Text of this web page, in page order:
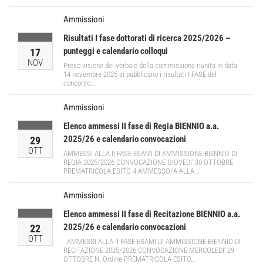
17
NOV
Ammissioni
Risultati I fase dottorati di ricerca 2025/2026 –
punteggi e calendario colloqui
Preso visione del verbale della commissione riunita in data
14 novembre 2025 si pubblicano i risultati I FASE del
concorso...
29
OTT
Ammissioni
Elenco ammessi II fase di Regia BIENNIO a.a.
2025/26 e calendario convocazioni
AMMESSI ALLA II FASE ESAMI DI AMMISSIONE BIENNIO DI
REGIA 2025/2026 CONVOCAZIONE GIOVEDI’ 30 OTTOBRE
PREMATRICOLA ESITO 4 AMMESSO/A ALLA...
22
OTT
Ammissioni
Elenco ammessi II fase di Recitazione BIENNIO a.a.
2025/26 e calendario convocazioni
AMMESSI ALLA II FASE ESAMI DI AMMISSIONE BIENNIO DI
RECITAZIONE 2025/2026 CONVOCAZIONE MERCOLEDI’ 29
OTTOBRE N. Ordine PREMATRICOLA ESITO...